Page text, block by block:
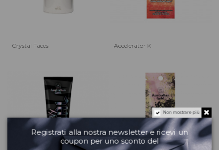
Crystal Faces Accelerator K
Non mostrare più
Registrati alla nostra newsletter e ricevi un
coupon per uno sconto del